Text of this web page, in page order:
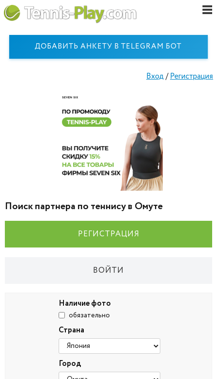
ДОБАВИТЬ АНКЕТУ В TELEGRAM БОТ
Вход/Регистрация
Поиск партнера по теннису в Омуте
РЕГИСТРАЦИЯ
ВОЙТИ
Наличие фото
обязательно
Страна
Город